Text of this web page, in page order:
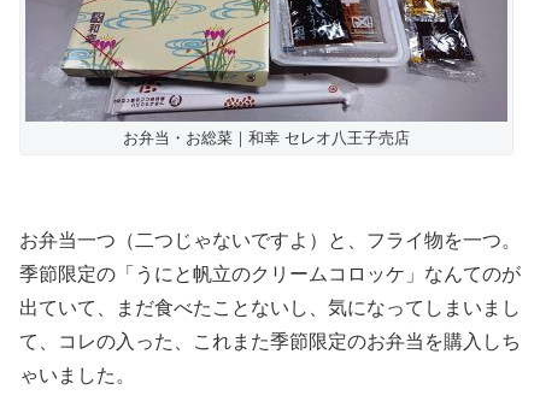
お弁当・お総菜｜和幸 セレオ八王子売店
お弁当一つ（二つじゃないですよ）と、フライ物を一つ。
季節限定の「うにと帆立のクリームコロッケ」なんてのが
出ていて、まだ食べたことないし、気になってしまいまし
て、コレの入った、これまた季節限定のお弁当を購入しち
ゃいました。